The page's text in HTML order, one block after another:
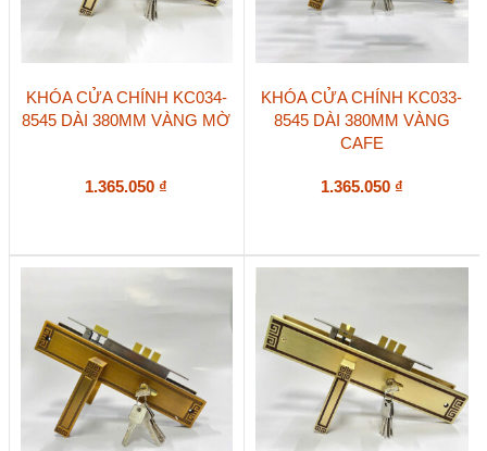
KHÓA CỬA CHÍNH KC034-
8545 DÀI 380MM VÀNG MỜ
1.365.050 ₫
KHÓA CỬA CHÍNH KC033-
8545 DÀI 380MM VÀNG
CAFE
1.365.050 ₫